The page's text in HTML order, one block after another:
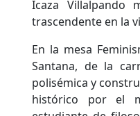
Icaza Villalpando
trascendente en la
En la mesa
Santana, de la
polisémica y
histórico por el